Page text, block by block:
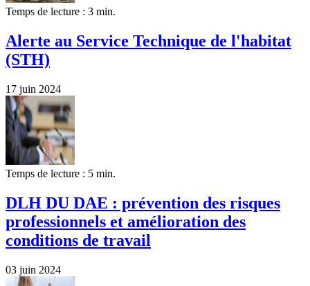
Temps de lecture : 3 min.
Alerte au Service Technique de l'habitat
(STH)
17 juin 2024
Temps de lecture : 5 min.
DLH DU DAE : prévention des risques
professionnels et amélioration des
conditions de travail
03 juin 2024